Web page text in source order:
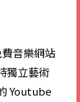
音樂網站
獨立藝術
Youtube